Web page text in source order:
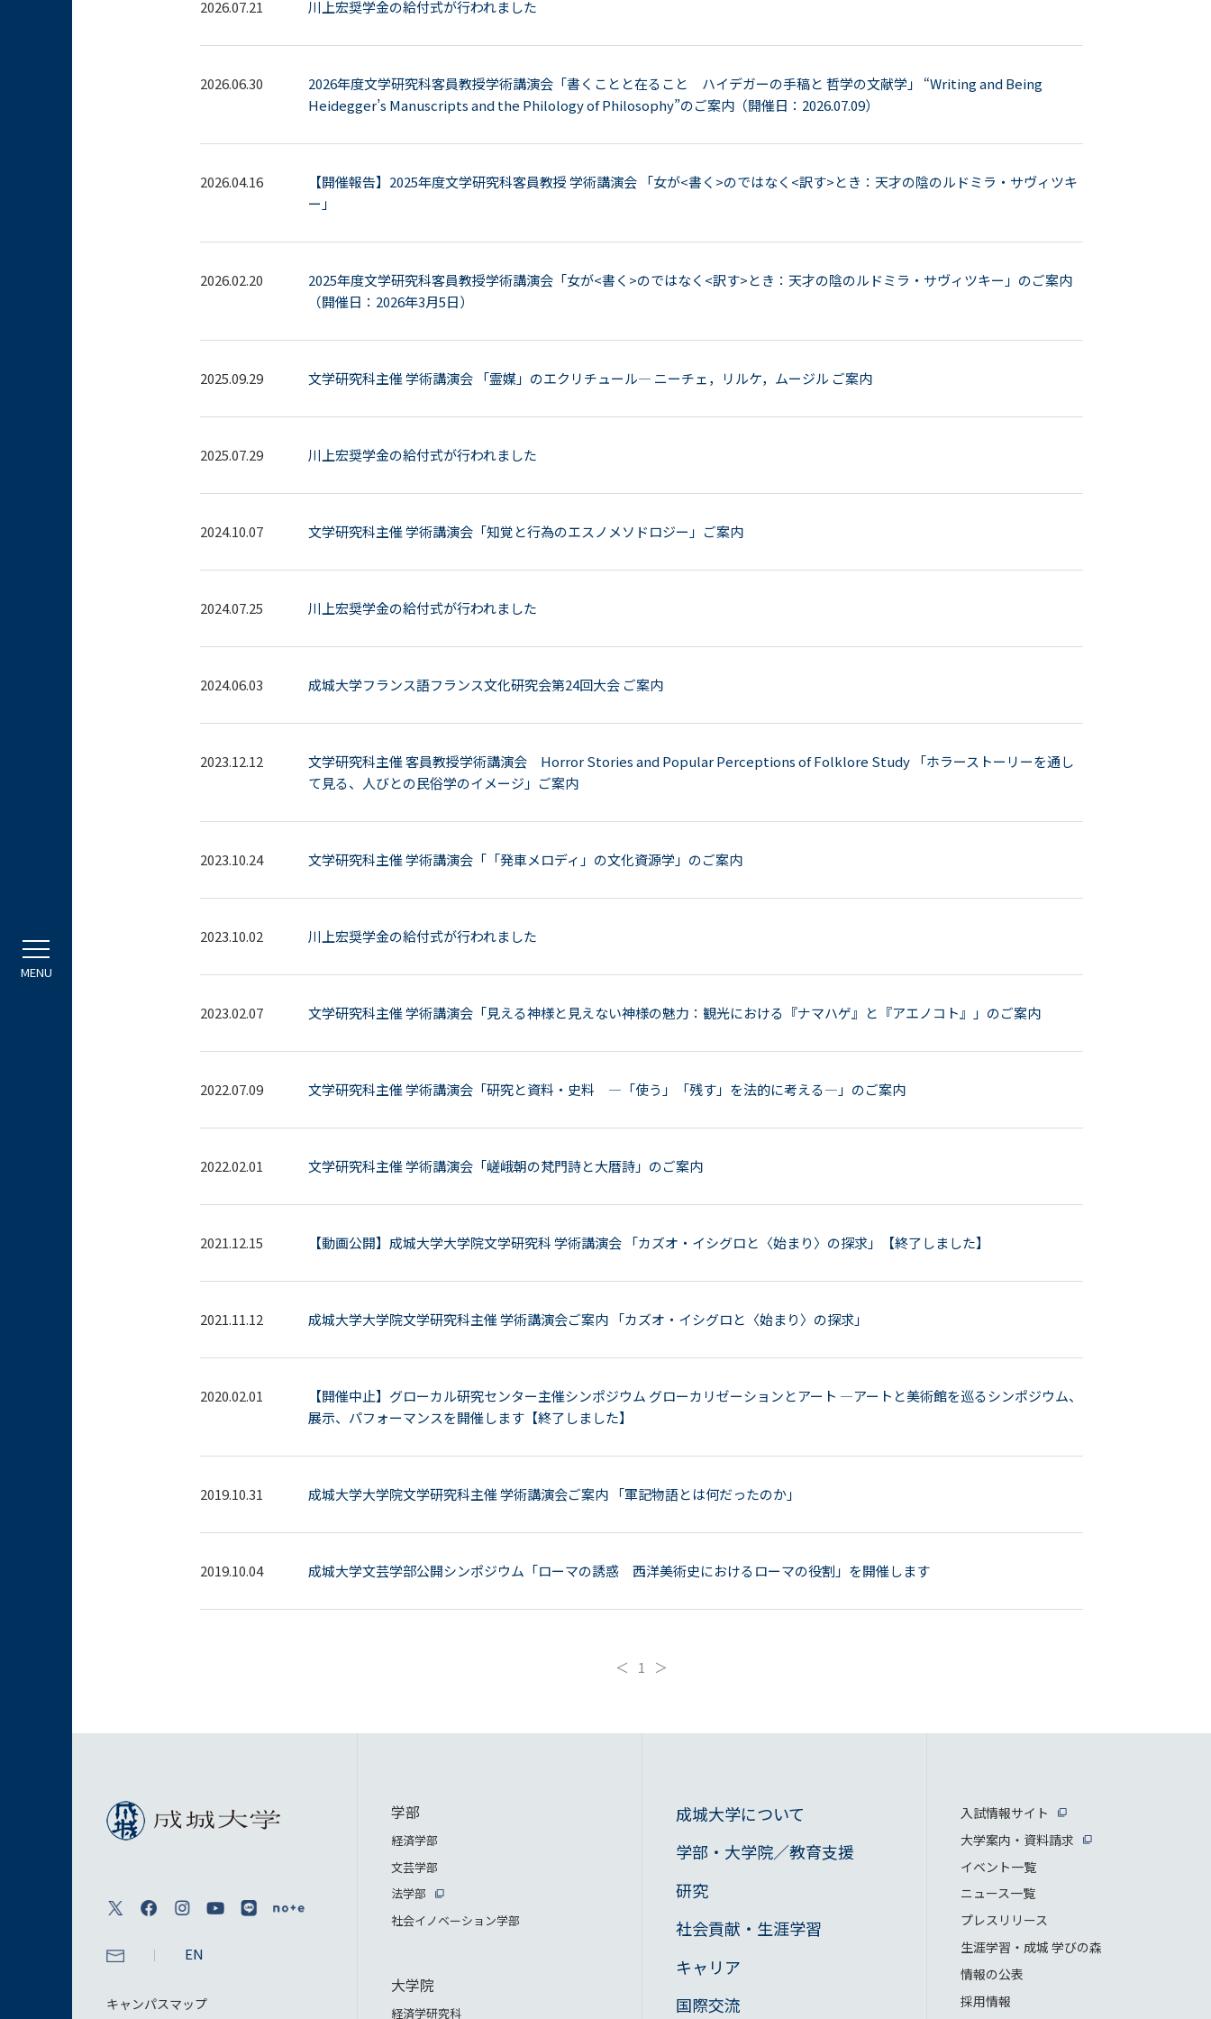
2026.07.21 川上宏奨学金の給付式が行われました
2026.06.30
2026年度文学研究科客員教授学術講演会「書くことと在ること ハイデガーの手稿と 哲学の文献学」 “Writing and Being
Heidegger’s Manuscripts and the Philology of Philosophy”のご案内（開催日：2026.07.09）
2026.04.16
【開催報告】2025年度文学研究科客員教授 学術講演会 「女が<書く>のではなく<訳す>とき：天才の陰のルドミラ・サヴィツキ
ー」
2026.02.20
2025年度文学研究科客員教授学術講演会「女が<書く>のではなく<訳す>とき：天才の陰のルドミラ・サヴィツキー」のご案内
（開催日：2026年3月5日）
2025.09.29 文学研究科主催 学術講演会 「霊媒」のエクリチュール— ニーチェ，リルケ，ムージル ご案内
2025.07.29 川上宏奨学金の給付式が行われました
2024.10.07 文学研究科主催 学術講演会「知覚と行為のエスノメソドロジー」ご案内
2024.07.25 川上宏奨学金の給付式が行われました
2024.06.03 成城大学フランス語フランス文化研究会第24回大会 ご案内
2023.12.12
文学研究科主催 客員教授学術講演会 Horror Stories and Popular Perceptions of Folklore Study 「ホラーストーリーを通し
て見る、人びとの民俗学のイメージ」ご案内
2023.10.24 文学研究科主催 学術講演会「「発車メロディ」の文化資源学」のご案内
2023.10.02 川上宏奨学金の給付式が行われました
2023.02.07 文学研究科主催 学術講演会「見える神様と見えない神様の魅力：観光における『ナマハゲ』と『アエノコト』」のご案内
2022.07.09 文学研究科主催 学術講演会「研究と資料・史料 —「使う」「残す」を法的に考える—」のご案内
2022.02.01 文学研究科主催 学術講演会「嵯峨朝の梵門詩と大暦詩」のご案内
2021.12.15 【動画公開】成城大学大学院文学研究科 学術講演会 「カズオ・イシグロと〈始まり〉の探求」【終了しました】
2021.11.12 成城大学大学院文学研究科主催 学術講演会ご案内 「カズオ・イシグロと〈始まり〉の探求」
2020.02.01
【開催中止】グローカル研究センター主催シンポジウム グローカリゼーションとアート —アートと美術館を巡るシンポジウム、
展示、パフォーマンスを開催します【終了しました】
2019.10.31 成城大学大学院文学研究科主催 学術講演会ご案内 「軍記物語とは何だったのか」
2019.10.04 成城大学文芸学部公開シンポジウム「ローマの誘惑 西洋美術史におけるローマの役割」を開催します
＜ 1 ＞
EN
キャンパスマップ
学部
経済学部
文芸学部
法学部
社会イノベーション学部
大学院
経済学研究科
成城大学について
学部・大学院／教育支援
研究
社会貢献・生涯学習
キャリア
国際交流
入試情報サイト
大学案内・資料請求
イベント一覧
ニュース一覧
プレスリリース
生涯学習・成城 学びの森
情報の公表
採用情報